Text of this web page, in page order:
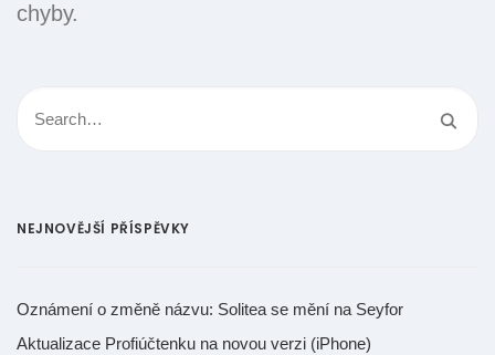
chyby.
NEJNOVĚJŠÍ PŘÍSPĚVKY
Oznámení o změně názvu: Solitea se mění na Seyfor
Aktualizace Profiúčtenku na novou verzi (iPhone)